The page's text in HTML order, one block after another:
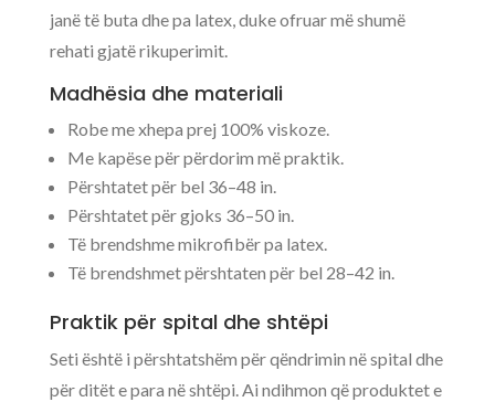
janë të buta dhe pa latex, duke ofruar më shumë
rehati gjatë rikuperimit.
Madhësia dhe materiali
Robe me xhepa prej 100% viskoze.
Me kapëse për përdorim më praktik.
Përshtatet për bel 36–48 in.
Përshtatet për gjoks 36–50 in.
Të brendshme mikrofibër pa latex.
Të brendshmet përshtaten për bel 28–42 in.
Praktik për spital dhe shtëpi
Seti është i përshtatshëm për qëndrimin në spital dhe
për ditët e para në shtëpi. Ai ndihmon që produktet e